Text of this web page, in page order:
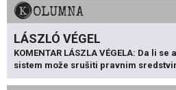
KOLUMNA
LÁSZLÓ VÉGEL
KOMENTAR LÁSZLA VÉGELA: Da li
sistem može srušiti pravnim